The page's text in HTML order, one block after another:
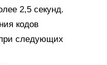
2,5 секунд.
кодов
следующих